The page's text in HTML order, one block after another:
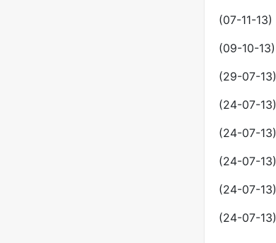
(07-11-13)
(09-10-13)
(29-07-13)
(24-07-13)
(24-07-13)
(24-07-13)
(24-07-13)
(24-07-13)